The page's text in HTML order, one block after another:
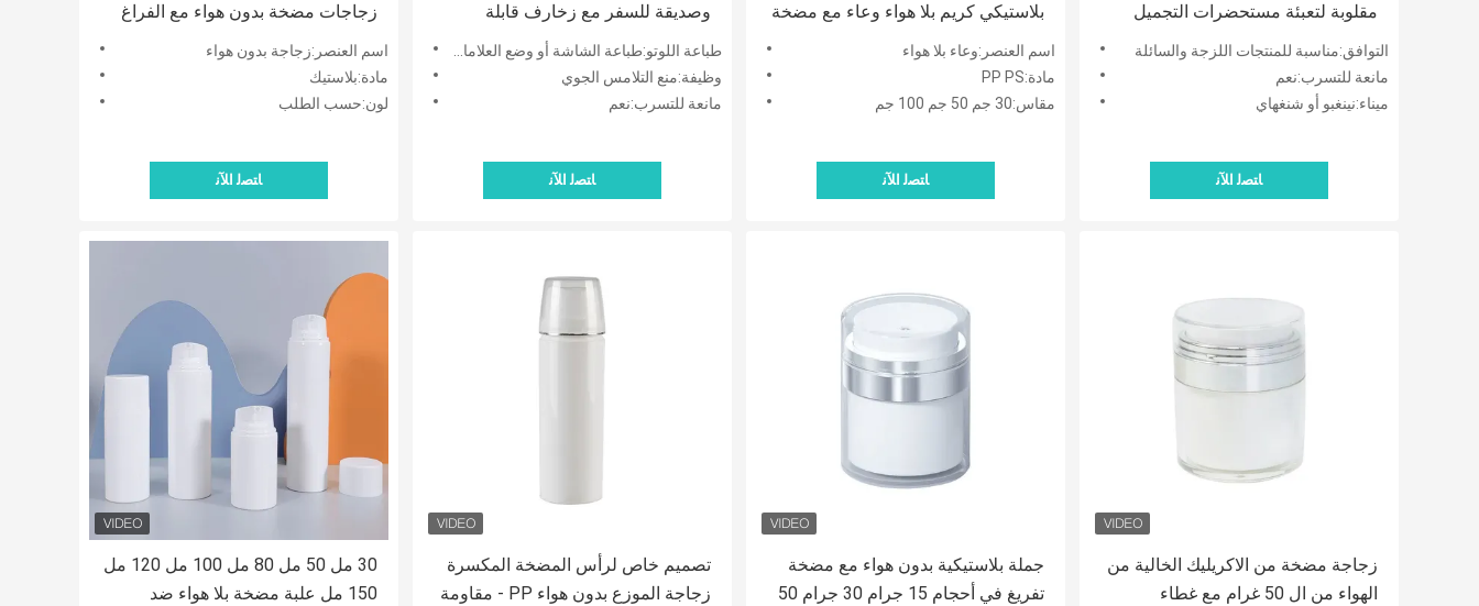
زجاجات مضخة بدون هواء مع الفراغ
رذاذ الضباب الدقيق ومضخة مستحضر
اسم العنصر:زجاجة بدون هواء
مادة:بلاستيك
لون:حسب الطلب
ﺎﺘﺼﻟ ﺍﻶﻧ
وصديقة للسفر مع زخارف قابلة
للتخصيص لتعبئة مستحضرات التجميل
طباعة اللوتو:طباعة الشاشة أو وضع العلامات
وظيفة:منع التلامس الجوي
مانعة للتسرب:نعم
ﺎﺘﺼﻟ ﺍﻶﻧ
بلاستيكي كريم بلا هواء وعاء مع مضخة
بلا هواء وشعار مخصص
اسم العنصر:وعاء بلا هواء
مادة:PP PS
مقاس:30 جم 50 جم 100 جم
ﺎﺘﺼﻟ ﺍﻶﻧ
مقلوبة لتعبئة مستحضرات التجميل
بأحجام 15 مل 30 مل 50 مل
التوافق:مناسبة للمنتجات اللزجة والسائلة
مانعة للتسرب:نعم
ميناء:نينغبو أو شنغهاي
ﺎﺘﺼﻟ ﺍﻶﻧ
30 مل 50 مل 80 مل 100 مل 120 مل
150 مل علبة مضخة بلا هواء ضد
تصميم خاص لرأس المضخة المكسرة
زجاجة الموزع بدون هواء PP - مقاومة
جملة بلاستيكية بدون هواء مع مضخة
تفريغ في أحجام 15 جرام 30 جرام 50
زجاجة مضخة من الاكريليك الخالية من
الهواء من ال 50 غرام مع غطاء